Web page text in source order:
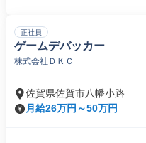
正社員
ゲームデバッカー
株式会社ＤＫＣ
佐賀県佐賀市八幡小路
月給26万円～50万円